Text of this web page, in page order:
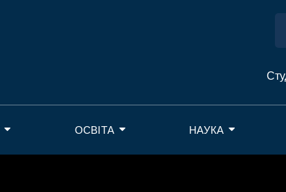
ОСВІТА НАУКА